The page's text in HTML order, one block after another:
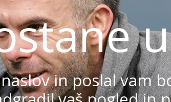
in poslal vam